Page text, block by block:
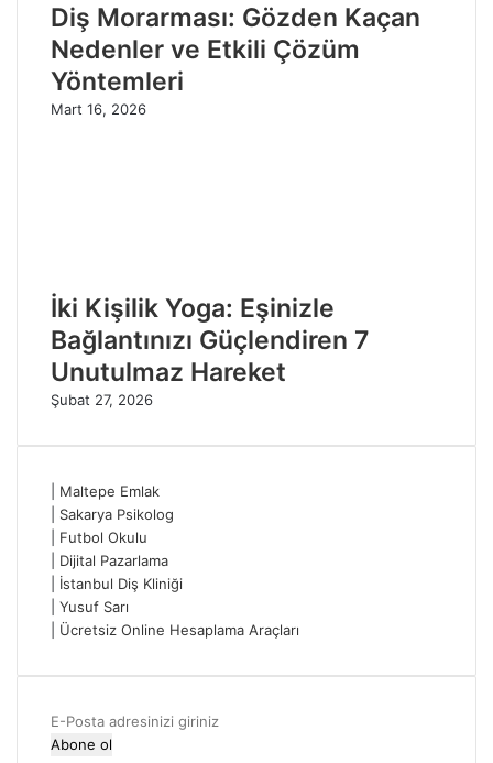
Diş Morarması: Gözden Kaçan
Nedenler ve Etkili Çözüm
Yöntemleri
Mart 16, 2026
İki Kişilik Yoga: Eşinizle
Bağlantınızı Güçlendiren 7
Unutulmaz Hareket
Şubat 27, 2026
Maltepe Emlak
Sakarya Psikolog
Futbol Okulu
Dijital Pazarlama
İstanbul Diş Kliniği
Yusuf Sarı
Ücretsiz Online Hesaplama Araçları
E-
Posta